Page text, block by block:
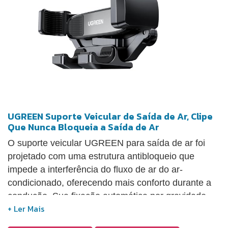
dirigindo, se exercitando ou cozinhando, com total
segurança e agilidade!
UGREEN Suporte Veicular de Saída de Ar, Clipe
Que Nunca Bloqueia a Saída de Ar
O suporte veicular UGREEN para saída de ar foi
projetado com uma estrutura antibloqueio que
impede a interferência do fluxo de ar do ar-
condicionado, oferecendo mais conforto durante a
condução. Sua fixação automática por gravidade
permite segurar o celular verticalmente de forma